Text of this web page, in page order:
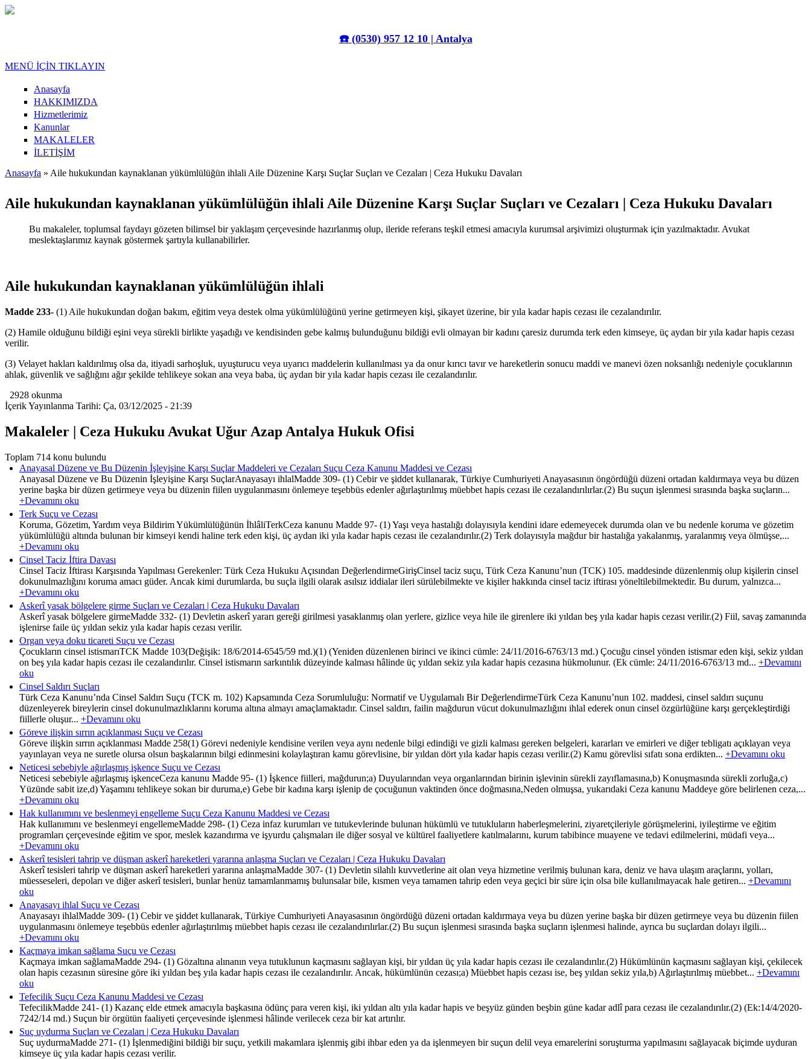
Ana içeriğe atla
☎️ (0530) 957 12 10 | Antalya
MENÜ İÇİN TIKLAYIN
Anasayfa
HAKKIMIZDA
Hizmetlerimiz
Kanunlar
MAKALELER
İLETİŞİM
Anasayfa » Aile hukukundan kaynaklanan yükümlülüğün ihlali Aile Düzenine Karşı Suçlar Suçları ve Cezaları | Ceza Hukuku Davaları
Aile hukukundan kaynaklanan yükümlülüğün ihlali Aile Düzenine Karşı Suçlar Suçları ve Cezaları | Ceza Hukuku Davaları
Bu makaleler, toplumsal faydayı gözeten bilimsel bir yaklaşım çerçevesinde hazırlanmış olup, ileride referans teşkil etmesi amacıyla kurumsal arşivimizi oluşturmak için yazılmaktadır. Avukat
meslektaşlarımız kaynak göstermek şartıyla kullanabilirler.
Aile hukukundan kaynaklanan yükümlülüğün ihlali
Madde 233- (1) Aile hukukundan doğan bakım, eğitim veya destek olma yükümlülüğünü yerine getirmeyen kişi, şikayet üzerine, bir yıla kadar hapis cezası ile cezalandırılır.
(2) Hamile olduğunu bildiği eşini veya sürekli birlikte yaşadığı ve kendisinden gebe kalmış bulunduğunu bildiği evli olmayan bir kadını çaresiz durumda terk eden kimseye, üç aydan bir yıla kadar hapis cezası
verilir.
(3) Velayet hakları kaldırılmış olsa da, itiyadi sarhoşluk, uyuşturucu veya uyarıcı maddelerin kullanılması ya da onur kırıcı tavır ve hareketlerin sonucu maddi ve manevi özen noksanlığı nedeniyle çocuklarının
ahlak, güvenlik ve sağlığını ağır şekilde tehlikeye sokan ana veya baba, üç aydan bir yıla kadar hapis cezası ile cezalandırılır.
2928 okunma
İçerik Yayınlanma Tarihi: Ça, 03/12/2025 - 21:39
Makaleler | Ceza Hukuku Avukat Uğur Azap Antalya Hukuk Ofisi
Toplam 714 konu bulundu
Anayasal Düzene ve Bu Düzenin İşleyişine Karşı Suçlar Maddeleri ve Cezaları Suçu Ceza Kanunu Maddesi ve Cezası
Anayasal Düzene ve Bu Düzenin İşleyişine Karşı SuçlarAnayasayı ihlalMadde 309- (1) Cebir ve şiddet kullanarak, Türkiye Cumhuriyeti Anayasasının öngördüğü düzeni ortadan kaldırmaya veya bu düzen
yerine başka bir düzen getirmeye veya bu düzenin fiilen uygulanmasını önlemeye teşebbüs edenler ağırlaştırılmış müebbet hapis cezası ile cezalandırılırlar.(2) Bu suçun işlenmesi sırasında başka suçların...
+Devamını oku
Terk Suçu ve Cezası
Koruma, Gözetim, Yardım veya Bildirim Yükümlülüğünün İhlâliTerkCeza kanunu Madde 97- (1) Yaşı veya hastalığı dolayısıyla kendini idare edemeyecek durumda olan ve bu nedenle koruma ve gözetim
yükümlülüğü altında bulunan bir kimseyi kendi haline terk eden kişi, üç aydan iki yıla kadar hapis cezası ile cezalandırılır.(2) Terk dolayısıyla mağdur bir hastalığa yakalanmış, yaralanmış veya ölmüşse,...
+Devamını oku
Cinsel Taciz İftira Davası
Cinsel Taciz İftirası Karşısında Yapılması Gerekenler: Türk Ceza Hukuku Açısından DeğerlendirmeGirişCinsel taciz suçu, Türk Ceza Kanunu’nun (TCK) 105. maddesinde düzenlenmiş olup kişilerin cinsel
dokunulmazlığını koruma amacı güder. Ancak kimi durumlarda, bu suçla ilgili olarak asılsız iddialar ileri sürülebilmekte ve kişiler hakkında cinsel taciz iftirası yöneltilebilmektedir. Bu durum, yalnızca...
+Devamını oku
Askerî yasak bölgelere girme Suçları ve Cezaları | Ceza Hukuku Davaları
Askerî yasak bölgelere girmeMadde 332- (1) Devletin askerî yararı gereği girilmesi yasaklanmış olan yerlere, gizlice veya hile ile girenlere iki yıldan beş yıla kadar hapis cezası verilir.(2) Fiil, savaş zamanında
işlenirse faile üç yıldan sekiz yıla kadar hapis cezası verilir.
Organ veya doku ticareti Suçu ve Cezası
Çocukların cinsel istismarıTCK Madde 103(Değişik: 18/6/2014-6545/59 md.)(1) (Yeniden düzenlenen birinci ve ikinci cümle: 24/11/2016-6763/13 md.) Çocuğu cinsel yönden istismar eden kişi, sekiz yıldan
on beş yıla kadar hapis cezası ile cezalandırılır. Cinsel istismarın sarkıntılık düzeyinde kalması hâlinde üç yıldan sekiz yıla kadar hapis cezasına hükmolunur. (Ek cümle: 24/11/2016-6763/13 md... +Devamını
oku
Cinsel Saldırı Suçları
Türk Ceza Kanunu’nda Cinsel Saldırı Suçu (TCK m. 102) Kapsamında Ceza Sorumluluğu: Normatif ve Uygulamalı Bir DeğerlendirmeTürk Ceza Kanunu’nun 102. maddesi, cinsel saldırı suçunu
düzenleyerek bireylerin cinsel dokunulmazlıklarını koruma altına almayı amaçlamaktadır. Cinsel saldırı, failin mağdurun vücut dokunulmazlığını ihlal ederek onun cinsel özgürlüğüne karşı gerçekleştirdiği
fiillerle oluşur... +Devamını oku
Göreve ilişkin sırrın açıklanması Suçu ve Cezası
Göreve ilişkin sırrın açıklanması Madde 258(1) Görevi nedeniyle kendisine verilen veya aynı nedenle bilgi edindiği ve gizli kalması gereken belgeleri, kararları ve emirleri ve diğer tebligatı açıklayan veya
yayınlayan veya ne suretle olursa olsun başkalarının bilgi edinmesini kolaylaştıran kamu görevlisine, bir yıldan dört yıla kadar hapis cezası verilir.(2) Kamu görevlisi sıfatı sona erdikten... +Devamını oku
Neticesi sebebiyle ağırlaşmış işkence Suçu ve Cezası
Neticesi sebebiyle ağırlaşmış işkenceCeza kanunu Madde 95- (1) İşkence fiilleri, mağdurun;a) Duyularından veya organlarından birinin işlevinin sürekli zayıflamasına,b) Konuşmasında sürekli zorluğa,c)
Yüzünde sabit ize,d) Yaşamını tehlikeye sokan bir duruma,e) Gebe bir kadına karşı işlenip de çocuğunun vaktinden önce doğmasına,Neden olmuşsa, yukarıdaki Ceza kanunu Maddeye göre belirlenen ceza,...
+Devamını oku
Hak kullanımını ve beslenmeyi engelleme Suçu Ceza Kanunu Maddesi ve Cezası
Hak kullanımını ve beslenmeyi engellemeMadde 298- (1) Ceza infaz kurumları ve tutukevlerinde bulunan hükümlü ve tutukluların haberleşmelerini, ziyaretçileriyle görüşmelerini, iyileştirme ve eğitim
programları çerçevesinde eğitim ve spor, meslek kazandırma ve işyurdu çalışmaları ile diğer sosyal ve kültürel faaliyetlere katılmalarını, kurum tabibince muayene ve tedavi edilmelerini, müdafi veya...
+Devamını oku
Askerî tesisleri tahrip ve düşman askerî hareketleri yararına anlaşma Suçları ve Cezaları | Ceza Hukuku Davaları
Askerî tesisleri tahrip ve düşman askerî hareketleri yararına anlaşmaMadde 307- (1) Devletin silahlı kuvvetlerine ait olan veya hizmetine verilmiş bulunan kara, deniz ve hava ulaşım araçlarını, yolları,
müesseseleri, depoları ve diğer askerî tesisleri, bunlar henüz tamamlanmamış bulunsalar bile, kısmen veya tamamen tahrip eden veya geçici bir süre için olsa bile kullanılmayacak hale getiren... +Devamını
oku
Anayasayı ihlal Suçu ve Cezası
Anayasayı ihlalMadde 309- (1) Cebir ve şiddet kullanarak, Türkiye Cumhuriyeti Anayasasının öngördüğü düzeni ortadan kaldırmaya veya bu düzen yerine başka bir düzen getirmeye veya bu düzenin fiilen
uygulanmasını önlemeye teşebbüs edenler ağırlaştırılmış müebbet hapis cezası ile cezalandırılırlar.(2) Bu suçun işlenmesi sırasında başka suçların işlenmesi halinde, ayrıca bu suçlardan dolayı ilgili...
+Devamını oku
Kaçmaya imkan sağlama Suçu ve Cezası
Kaçmaya imkan sağlamaMadde 294- (1) Gözaltına alınanın veya tutuklunun kaçmasını sağlayan kişi, bir yıldan üç yıla kadar hapis cezası ile cezalandırılır.(2) Hükümlünün kaçmasını sağlayan kişi, çekilecek
olan hapis cezasının süresine göre iki yıldan beş yıla kadar hapis cezası ile cezalandırılır. Ancak, hükümlünün cezası;a) Müebbet hapis cezası ise, beş yıldan sekiz yıla,b) Ağırlaştırılmış müebbet... +Devamını
oku
Tefecilik Suçu Ceza Kanunu Maddesi ve Cezası
TefecilikMadde 241- (1) Kazanç elde etmek amacıyla başkasına ödünç para veren kişi, iki yıldan altı yıla kadar hapis ve beşyüz günden beşbin güne kadar adlî para cezası ile cezalandırılır.(2) (Ek:14/4/2020-
7242/14 md.) Suçun bir örgütün faaliyeti çerçevesinde işlenmesi hâlinde verilecek ceza bir kat artırılır.
Suç uydurma Suçları ve Cezaları | Ceza Hukuku Davaları
Suç uydurmaMadde 271- (1) İşlenmediğini bildiği bir suçu, yetkili makamlara işlenmiş gibi ihbar eden ya da işlenmeyen bir suçun delil veya emarelerini soruşturma yapılmasını sağlayacak biçimde uyduran
kimseye üç yıla kadar hapis cezası verilir.